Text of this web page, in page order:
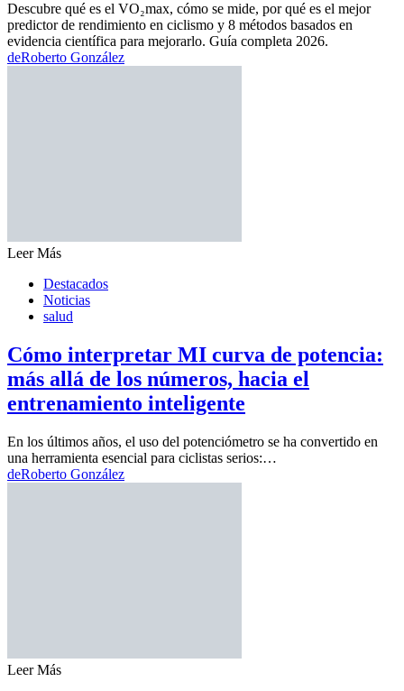
Descubre qué es el VO₂max, cómo se mide, por qué es el mejor
predictor de rendimiento en ciclismo y 8 métodos basados en
evidencia científica para mejorarlo. Guía completa 2026.
deRoberto González
Leer Más
Destacados
Noticias
salud
Cómo interpretar MI curva de potencia:
más allá de los números, hacia el
entrenamiento inteligente
En los últimos años, el uso del potenciómetro se ha convertido en
una herramienta esencial para ciclistas serios:…
deRoberto González
Leer Más